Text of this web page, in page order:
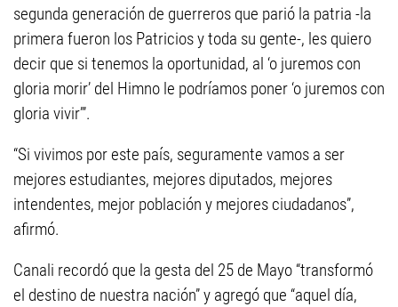
segunda generación de guerreros que parió la patria -la
primera fueron los Patricios y toda su gente-, les quiero
decir que si tenemos la oportunidad, al ‘o juremos con
gloria morir’ del Himno le podríamos poner ‘o juremos con
gloria vivir’”.
“Si vivimos por este país, seguramente vamos a ser
mejores estudiantes, mejores diputados, mejores
intendentes, mejor población y mejores ciudadanos”,
afirmó.
Canali recordó que la gesta del 25 de Mayo “transformó
el destino de nuestra nación” y agregó que “aquel día,